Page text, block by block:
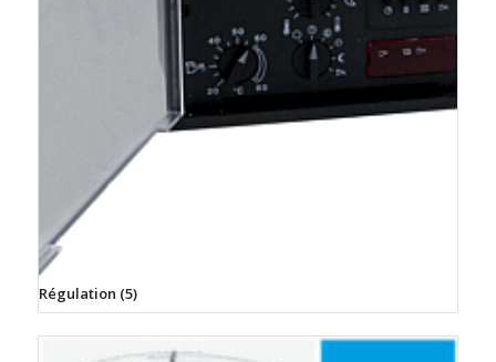
Régulation (5)